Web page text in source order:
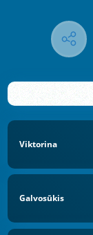
Viktorina
Galvosūkis